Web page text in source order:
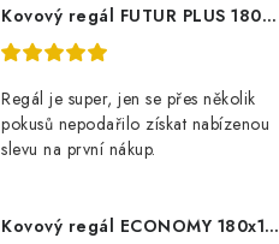
Kovový regál FUTUR PLUS 180x120x45 5 polic Nosnost 1000 KG - pozinkovaný
Regál je super, jen se přes několik
pokusů nepodařilo získat nabízenou
slevu na první nákup.
Kovový regál ECONOMY 180x120x60 5 polic - pozinkovaný